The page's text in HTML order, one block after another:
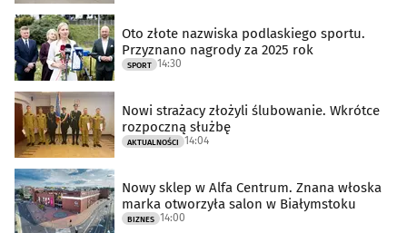
Oto złote nazwiska podlaskiego sportu.
Przyznano nagrody za 2025 rok
SPORT 14:30
Nowi strażacy złożyli ślubowanie. Wkrótce
rozpoczną służbę
AKTUALNOŚCI 14:04
Nowy sklep w Alfa Centrum. Znana włoska
marka otworzyła salon w Białymstoku
BIZNES 14:00